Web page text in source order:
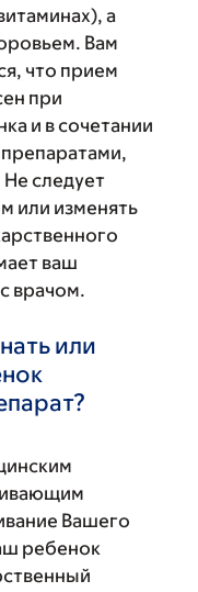
а
Вам
что прием
при
и в сочетании
следует
или изменять
ваш
врачом.
или
Вашего
ребенок